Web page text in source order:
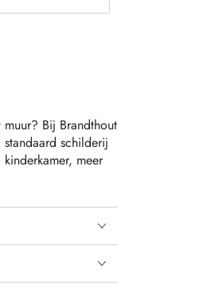
Bij Brandthout
schilderij
meer